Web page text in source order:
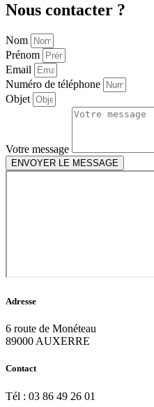
Nous contacter ?
Nom
Prénom
Email
Numéro de téléphone
Objet
Votre message
ENVOYER LE MESSAGE
Adresse
6 route de Monéteau
89000 AUXERRE
Contact
Tél : 03 86 49 26 01